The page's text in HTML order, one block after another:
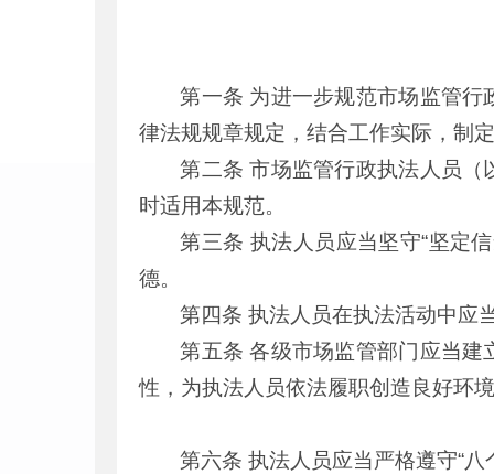
第一条 为进一步规范市场监管
律法规规章规定，结合工作实际，制
第二条 市场监管行政执法人员
时适用本规范。
第三条 执法人员应当坚守“坚定
德。
第四条 执法人员在执法活动中应
第五条 各级市场监管部门应当
性，为执法人员依法履职创造良好环
第六条 执法人员应当严格遵守“八